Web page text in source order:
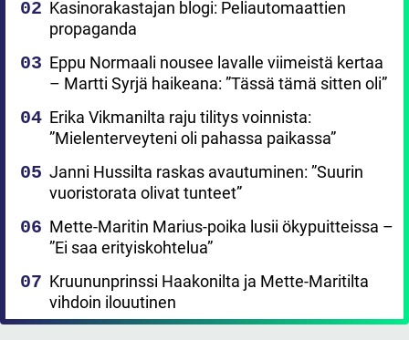
Kasinorakastajan blogi: Peliautomaattien
propaganda
Eppu Normaali nousee lavalle viimeistä kertaa
– Martti Syrjä haikeana: ”Tässä tämä sitten oli”
Erika Vikmanilta raju tilitys voinnista:
”Mielenterveyteni oli pahassa paikassa”
Janni Hussilta raskas avautuminen: ”Suurin
vuoristorata olivat tunteet”
Mette-Maritin Marius-poika lusii ökypuitteissa –
”Ei saa erityiskohtelua”
Kruununprinssi Haakonilta ja Mette-Maritilta
vihdoin ilouutinen